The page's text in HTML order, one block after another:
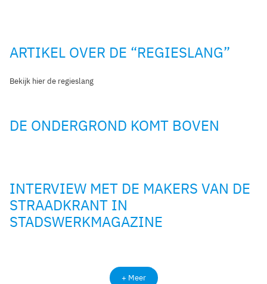
ARTIKEL OVER DE “REGIESLANG”
Bekijk hier de regieslang
DE ONDERGROND KOMT BOVEN
INTERVIEW MET DE MAKERS VAN DE
STRAADKRANT IN
STADSWERKMAGAZINE
+ Meer